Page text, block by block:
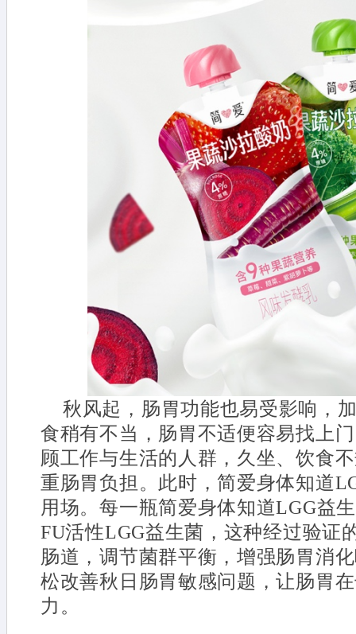
秋风起，肠胃功能也易受影响，
食稍有不当，肠胃不适便容易找上
顾工作与生活的人群，久坐、饮食
重肠胃负担。此时，简爱身体知道
用场。每一瓶简爱身体知道LGG益
FU活性LGG益生菌，这种经过验证
肠道，调节菌群平衡，增强肠胃消
松改善秋日肠胃敏感问题，让肠胃
力。